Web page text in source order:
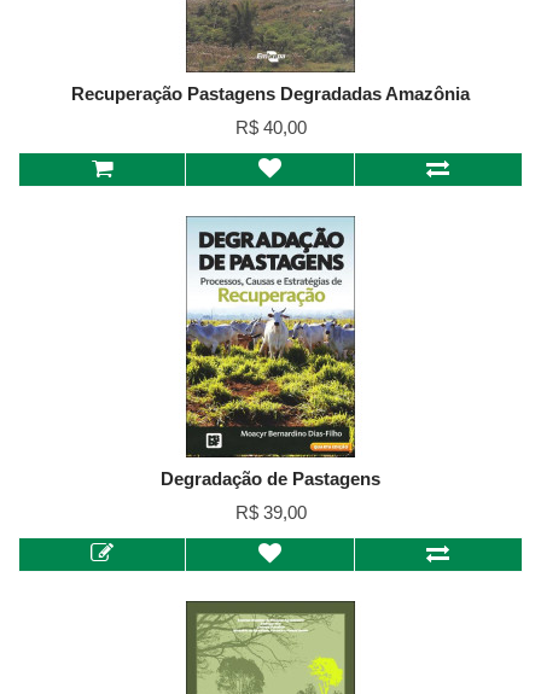
Recuperação Pastagens Degradadas Amazônia
R$ 40,00
Degradação de Pastagens
R$ 39,00